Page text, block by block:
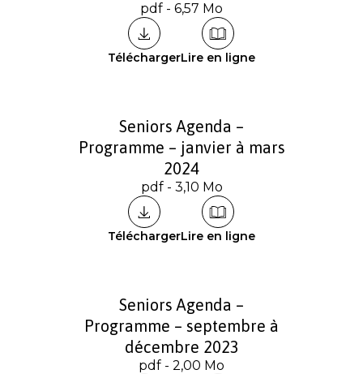
pdf - 6,57 Mo
TéléchargerLire en ligne
Seniors Agenda –
Programme – janvier à mars
2024
pdf - 3,10 Mo
TéléchargerLire en ligne
Seniors Agenda –
Programme – septembre à
décembre 2023
pdf - 2,00 Mo